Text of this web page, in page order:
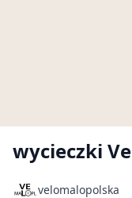
wycieczki
velomalopolska